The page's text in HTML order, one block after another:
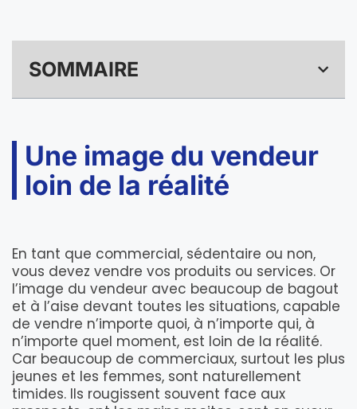
SOMMAIRE
Une image du vendeur
loin de la réalité
En tant que commercial, sédentaire ou non,
vous devez vendre vos produits ou services. Or
l’image du vendeur avec beaucoup de bagout
et à l’aise devant toutes les situations, capable
de vendre n’importe quoi, à n’importe qui, à
n’importe quel moment, est loin de la réalité.
Car beaucoup de commerciaux, surtout les plus
jeunes et les femmes, sont naturellement
timides. Ils rougissent souvent face aux